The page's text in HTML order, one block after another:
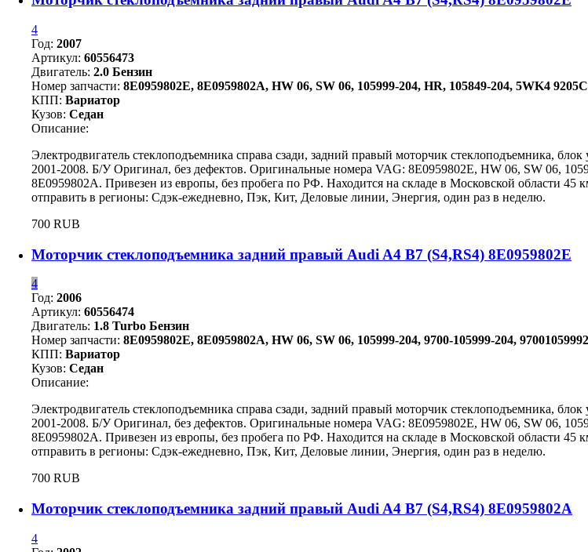
4
Год: 2007
Артикул: 60556473
Двигатель: 2.0 Бензин
Номер запчасти: 8E0959802E, 8E0959802A, HW 06, SW 06, 105999-204, HR, 105849-204, 5WK4
КПП: Вариатор
Кузов: Седан
Описание:
Электродвигатель стеклоподъемника справа сзади, задний правый моторчик стеклоподъемника,
2001-2008. Б/У Оригинал, без дефектов. Оригинальные номера VAG: 8E0959802E, HW 06, SW 06,
8E0959802A. Привезен из европы, без пробега по РФ. Находится на складе в Московской
отправить в регионы: Сдэк-ежедневно, Пэк, Кит, Деловые линии, Энергия, один раз в неделю.
700 RUB
Моторчик стеклоподъемника задний правый Audi A4 B7 (S4,RS4) 8E0959802E
4
Год: 2006
Артикул: 60556474
Двигатель: 1.8 Turbo Бензин
Номер запчасти: 8E0959802E, 8E0959802A, HW 06, SW 06, 105999-204, 9700-105999-204,
КПП: Вариатор
Кузов: Седан
Описание:
Электродвигатель стеклоподъемника справа сзади, задний правый моторчик стеклоподъемника,
2001-2008. Б/У Оригинал, без дефектов. Оригинальные номера VAG: 8E0959802E, HW 06, SW 06,
8E0959802A. Привезен из европы, без пробега по РФ. Находится на складе в Московской
отправить в регионы: Сдэк-ежедневно, Пэк, Кит, Деловые линии, Энергия, один раз в неделю.
700 RUB
Моторчик стеклоподъемника задний правый Audi A4 B7 (S4,RS4) 8E0959802A
4